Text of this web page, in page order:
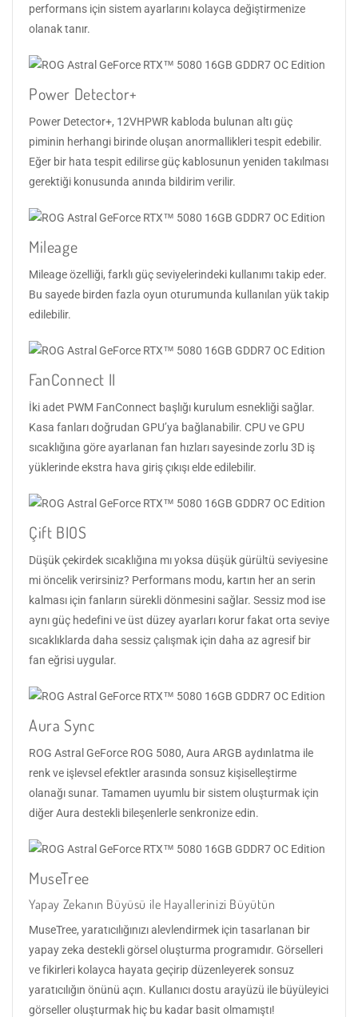
performans için sistem ayarlarını kolayca değiştirmenize
olanak tanır.
Power Detector+
Power Detector+, 12VHPWR kabloda bulunan altı güç
piminin herhangi birinde oluşan anormallikleri tespit edebilir.
Eğer bir hata tespit edilirse güç kablosunun yeniden takılması
gerektiği konusunda anında bildirim verilir.
Mileage
Mileage özelliği, farklı güç seviyelerindeki kullanımı takip eder.
Bu sayede birden fazla oyun oturumunda kullanılan yük takip
edilebilir.
FanConnect II
İki adet PWM FanConnect başlığı kurulum esnekliği sağlar.
Kasa fanları doğrudan GPU’ya bağlanabilir. CPU ve GPU
sıcaklığına göre ayarlanan fan hızları sayesinde zorlu 3D iş
yüklerinde ekstra hava giriş çıkışı elde edilebilir.
Çift BIOS
Düşük çekirdek sıcaklığına mı yoksa düşük gürültü seviyesine
mi öncelik verirsiniz? Performans modu, kartın her an serin
kalması için fanların sürekli dönmesini sağlar. Sessiz mod ise
aynı güç hedefini ve üst düzey ayarları korur fakat orta seviye
sıcaklıklarda daha sessiz çalışmak için daha az agresif bir
fan eğrisi uygular.
Aura Sync
ROG Astral GeForce ROG 5080, Aura ARGB aydınlatma ile
renk ve işlevsel efektler arasında sonsuz kişiselleştirme
olanağı sunar. Tamamen uyumlu bir sistem oluşturmak için
diğer Aura destekli bileşenlerle senkronize edin.
MuseTree
Yapay Zekanın Büyüsü ile Hayallerinizi Büyütün
MuseTree, yaratıcılığınızı alevlendirmek için tasarlanan bir
yapay zeka destekli görsel oluşturma programıdır. Görselleri
ve fikirleri kolayca hayata geçirip düzenleyerek sonsuz
yaratıcılığın önünü açın. Kullanıcı dostu arayüzü ile büyüleyici
görseller oluşturmak hiç bu kadar basit olmamıştı!